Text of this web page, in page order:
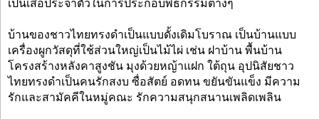
บ้านของชาวไทยทรงดำเป็นแบบดั้งเดิมโบราณ เป็นบ้านแบบ
เครื่องผูกวัสดุที่ใช้ส่วนใหญ่เป็นไม้ไผ่ เช่น ฝาบ้าน พื้นบ้าน
โครงสร้างหลังคาสูงชัน มุงด้วยหญ้าแฝก ใต้ถุน อุปนิสัยชาว
ไทยทรงดำเป็นคนรักสงบ ซื่อสัตย์ อดทน ขยันขันแข็ง มีความ
รักและสามัคคีในหมู่คณะ รักความสนุกสนานเพลิดเพลิน